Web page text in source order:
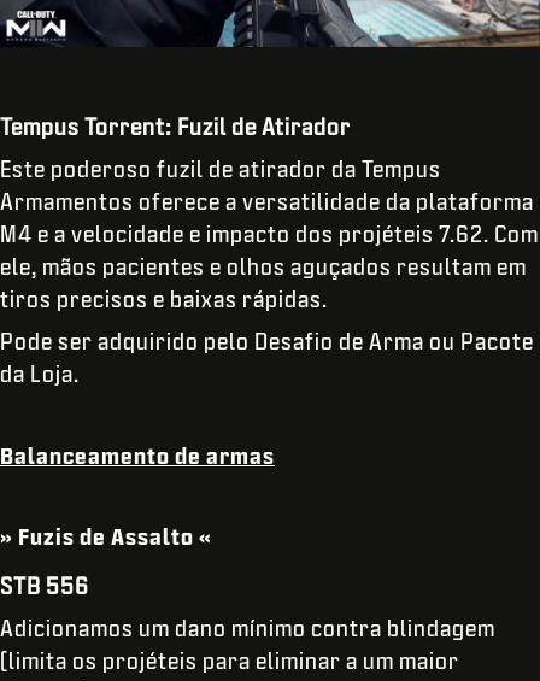
Tempus Torrent: Fuzil de Atirador
Este poderoso fuzil de atirador da Tempus
Armamentos oferece a versatilidade da plataforma
M4 e a velocidade e impacto dos projéteis 7.62. Com
ele, mãos pacientes e olhos aguçados resultam em
tiros precisos e baixas rápidas.
Pode ser adquirido pelo Desafio de Arma ou Pacote
da Loja.
Balanceamento de armas
» Fuzis de Assalto «
STB 556
Adicionamos um dano mínimo contra blindagem
(limita os projéteis para eliminar a um maior